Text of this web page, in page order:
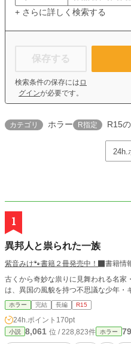
+ さらに詳しく検索する
保存する
検索条件の保存には ロ
グインが必要です。
カテゴリ ホラー R指定 R15
1
異邦人と祟られた一族
紫音みけ🐾書籍２冊発売中！
書籍情
古くから奇妙な祟りに見舞われる名家
は、異国の風貌を持つ不思議な少年・
ホラー 完結 長編 R15
24h.ポイント 170pt
小説 8,061 位 / 228,823件 ホラー 79